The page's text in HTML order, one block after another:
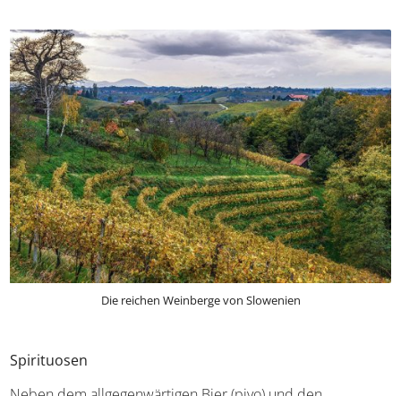
Region in Betracht ziehen, um dort einige Güter zu
besuchen und Verkostungen zu genießen.